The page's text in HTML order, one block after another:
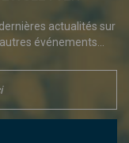
actualités sur
événements...